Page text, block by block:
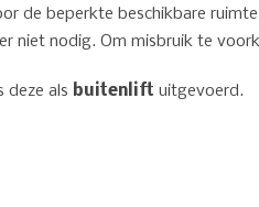
de beperkte beschikbare
niet nodig. Om misbruik te
deze als buitenlift uitgevoerd.